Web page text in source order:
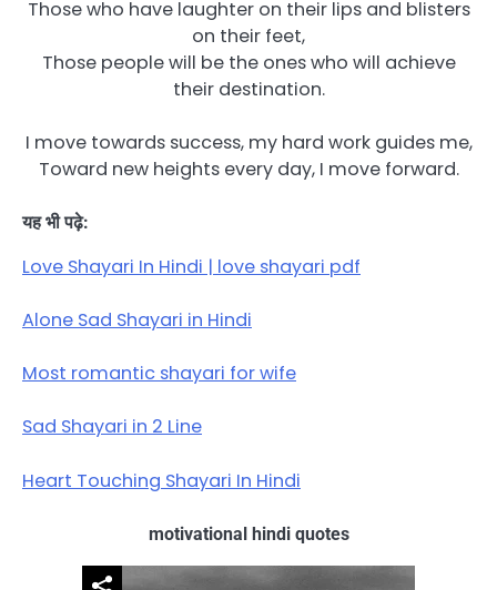
Those who have laughter on their lips and blisters
on their feet,
Those people will be the ones who will achieve
their destination.
I move towards success, my hard work guides me,
Toward new heights every day, I move forward.
यह भी पढ़े:
Love Shayari In Hindi | love shayari pdf
Alone Sad Shayari in Hindi
Most romantic shayari for wife
Sad Shayari in 2 Line
Heart Touching Shayari In Hindi
motivational hindi quotes